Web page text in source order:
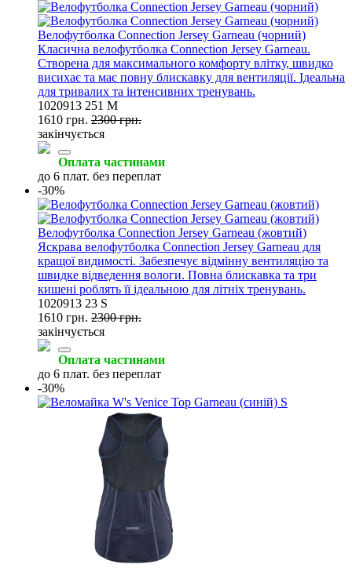
Велофутболка Connection Jersey Garneau (чорний)
Класична велофутболка Connection Jersey Garneau.
Створена для максимального комфорту влітку, швидко
висихає та має повну блискавку для вентиляції. Ідеальна
для тривалих та інтенсивних тренувань.
1020913 251 M
1610 грн. 2300 грн.
закінчується
Оплата частинами
до 6 плат. без переплат
-30%
Велофутболка Connection Jersey Garneau (жовтий)
Яскрава велофутболка Connection Jersey Garneau для
кращої видимості. Забезпечує відмінну вентиляцію та
швидке відведення вологи. Повна блискавка та три
кишені роблять її ідеальною для літніх тренувань.
1020913 23 S
1610 грн. 2300 грн.
закінчується
Оплата частинами
до 6 плат. без переплат
-30%